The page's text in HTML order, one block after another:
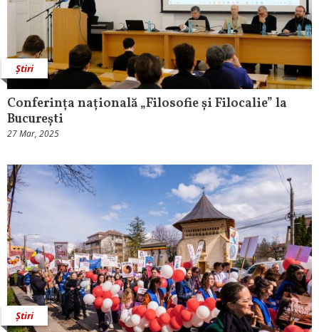
Știri
Conferința națională „Filosofie și Filocalie” la
București
27 Mar, 2025
Știri